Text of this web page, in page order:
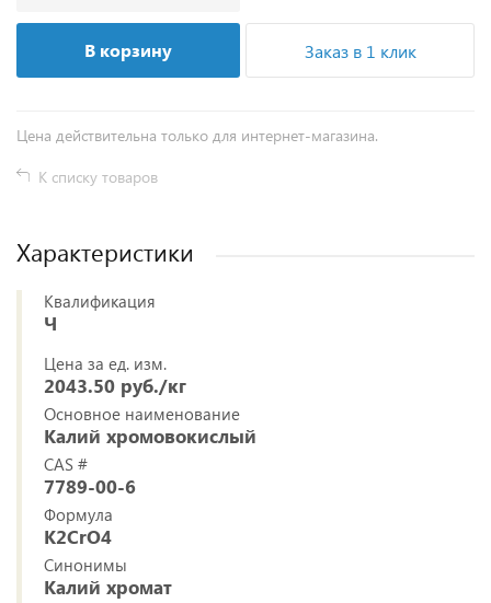
В корзину Заказ в 1 клик
Цена действительна только для интернет-магазина.
К списку товаров
Характеристики
Квалификация
Ч
Цена за ед. изм.
2043.50 руб./кг
Основное наименование
Калий хромовокислый
CAS #
7789-00-6
Формула
K2CrO4
Синонимы
Калий хромат